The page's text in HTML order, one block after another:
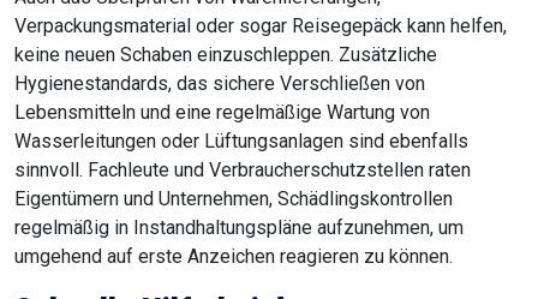
Verpackungsmaterial oder sogar Reisegepäck kann helfen,
keine neuen Schaben einzuschleppen. Zusätzliche
Hygienestandards, das sichere Verschließen von
Lebensmitteln und eine regelmäßige Wartung von
Wasserleitungen oder Lüftungsanlagen sind ebenfalls
sinnvoll. Fachleute und Verbraucherschutzstellen raten
Eigentümern und Unternehmen, Schädlingskontrollen
regelmäßig in Instandhaltungspläne aufzunehmen, um
umgehend auf erste Anzeichen reagieren zu können.